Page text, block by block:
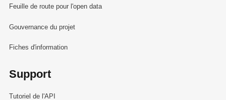
Feuille de route pour l'open data
Gouvernance du projet
Fiches d'information
Support
Tutoriel de l'API